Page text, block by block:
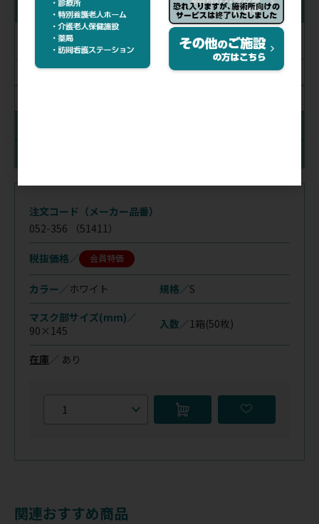
95×175
マスク部サイズ(mm)
注文コード（メーカー品番）
052-356 （51411）
税抜価格 会員特価
カラー／ホワイト 規格／S
マスク部サイズ(mm)／
90×145
入数／1箱(50枚)
在庫 ／ あり
関連おすすめ商品